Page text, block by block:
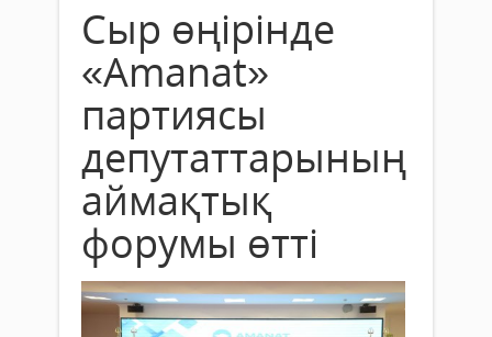
Сыр өңірінде
«Аmanat»
партиясы
депутаттарының
аймақтық
форумы өтті